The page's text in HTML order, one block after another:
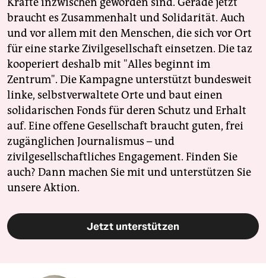
braucht es Zusammenhalt und Solidarität. Auch
und vor allem mit den Menschen, die sich vor Ort
für eine starke Zivilgesellschaft einsetzen. Die taz
kooperiert deshalb mit "Alles beginnt im
Zentrum". Die Kampagne unterstützt bundesweit
linke, selbstverwaltete Orte und baut einen
solidarischen Fonds für deren Schutz und Erhalt
auf. Eine offene Gesellschaft braucht guten, frei
zugänglichen Journalismus – und
zivilgesellschaftliches Engagement. Finden Sie
auch? Dann machen Sie mit und unterstützen Sie
unsere Aktion.
Jetzt unterstützen